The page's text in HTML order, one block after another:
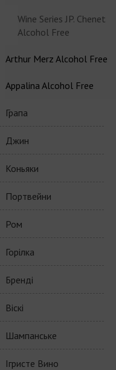
Wine Series JP. Chenet
Alcohol Free
Arthur Merz Alcohol Free
Wine series Arthur Metz
Appalina Alcohol Free
Wine series Appalina
Грапа
Джин
Коньяки
Maison Camus
Cognac CAMUS
Портвейни
Porto Valdouro
Серия портвейнов
(Порто Вальдоро)
Ром
Navy Island Rum
Rum series Navy Island
Горілка
Бренді
JP. Chenet Brandy
JP. Chenet Brandy
Віскі
Шампанське
Champagne Drappier
Iгристе Вино